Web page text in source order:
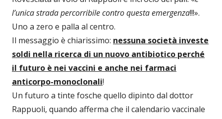
l’unica strada percorribile contro questa emergenza!!!».
Uno a zero e palla al centro.
Il messaggio è chiarissimo: nessuna società investe
soldi nella ricerca di un nuovo antibiotico perché
il futuro è nei vaccini e anche nei farmaci
anticorpo-monoclonali!
Un futuro a tinte fosche quello dipinto dal dottor
Rappuoli, quando afferma che il calendario vaccinale